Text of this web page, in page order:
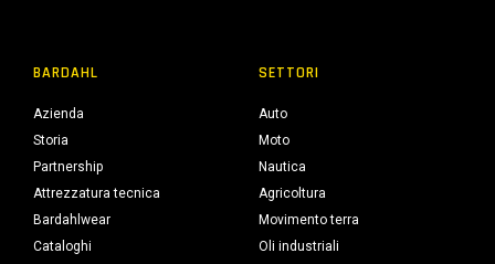
BARDAHL
Azienda
Storia
Partnership
Attrezzatura tecnica
Bardahlwear
Cataloghi
SETTORI
Auto
Moto
Nautica
Agricoltura
Movimento terra
Oli industriali